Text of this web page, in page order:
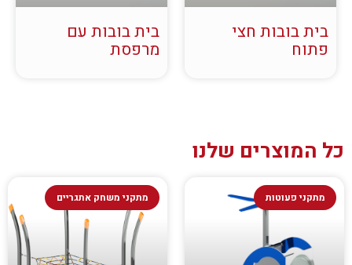
בית בובות חצי
פתוח
בית בובות עם
מרפסת
כל המוצרים שלנו
מתקני פעוטות מתקני משחק אתגריים